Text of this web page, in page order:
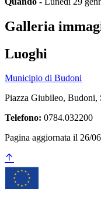
Galleria
Luoghi
Municipio di Budoni
Piazza Giubileo, Budoni,
Telefono: 0784.032200
Pagina aggiornata il 26/